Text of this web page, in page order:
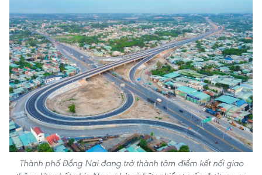
Thành phố Đồng Nai đang trở thành tâm điểm kết nối giao